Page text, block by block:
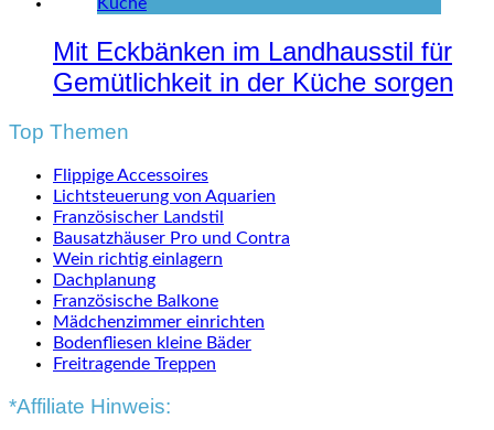
Mit Eckbänken im Landhausstil für
Gemütlichkeit in der Küche sorgen
Top Themen
Flippige Accessoires
Lichtsteuerung von Aquarien
Französischer Landstil
Bausatzhäuser Pro und Contra
Wein richtig einlagern
Dachplanung
Französische Balkone
Mädchenzimmer einrichten
Bodenfliesen kleine Bäder
Freitragende Treppen
*Affiliate Hinweis: